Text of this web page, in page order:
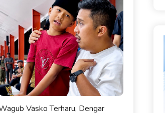
Vasko Terharu, Dengar